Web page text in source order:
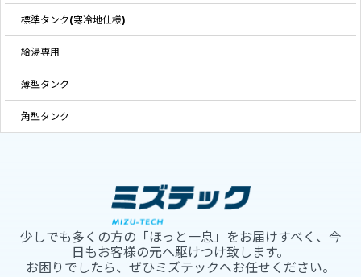
標準タンク(寒冷地仕様)
給湯専用
薄型タンク
角型タンク
少しでも多くの方の「ほっと一息」をお届けすべく、今
日もお客様の元へ駆けつけ致します。
お困りでしたら、ぜひミズテックへお任せください。